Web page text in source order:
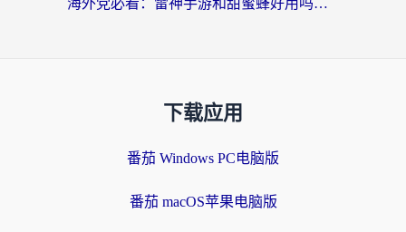
下载应用
番茄 Windows PC电脑版
番茄 macOS苹果电脑版